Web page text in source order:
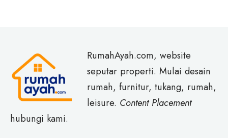
RumahAyah.com, website
seputar properti. Mulai desain
rumah, furnitur, tukang, rumah,
leisure. Content Placement
hubungi kami.